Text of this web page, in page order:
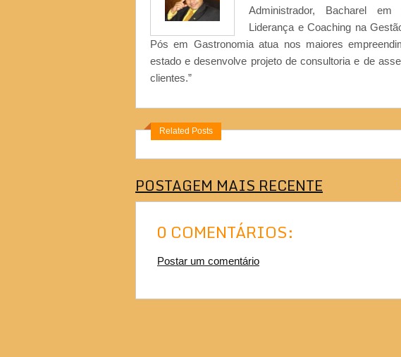
Administrador, Bacharel
Liderança e Coaching na
Pós em Gastronomia atua nos maiores
estado e desenvolve projeto de consultoria e de
clientes.”
Related Posts
POSTAGEM MAIS RECENTE
0 COMENTÁRIOS:
Postar um comentário